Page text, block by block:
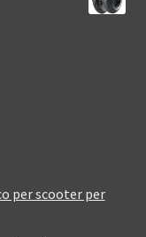
per scooter per